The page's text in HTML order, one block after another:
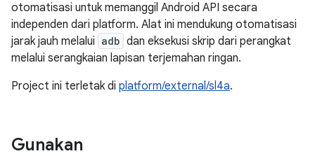
otomatisasi untuk memanggil Android API secara
independen dari platform. Alat ini mendukung otomatisasi
jarak jauh melalui adb dan eksekusi skrip dari perangkat
melalui serangkaian lapisan terjemahan ringan.
Project ini terletak di platform/external/sl4a.
Gunakan